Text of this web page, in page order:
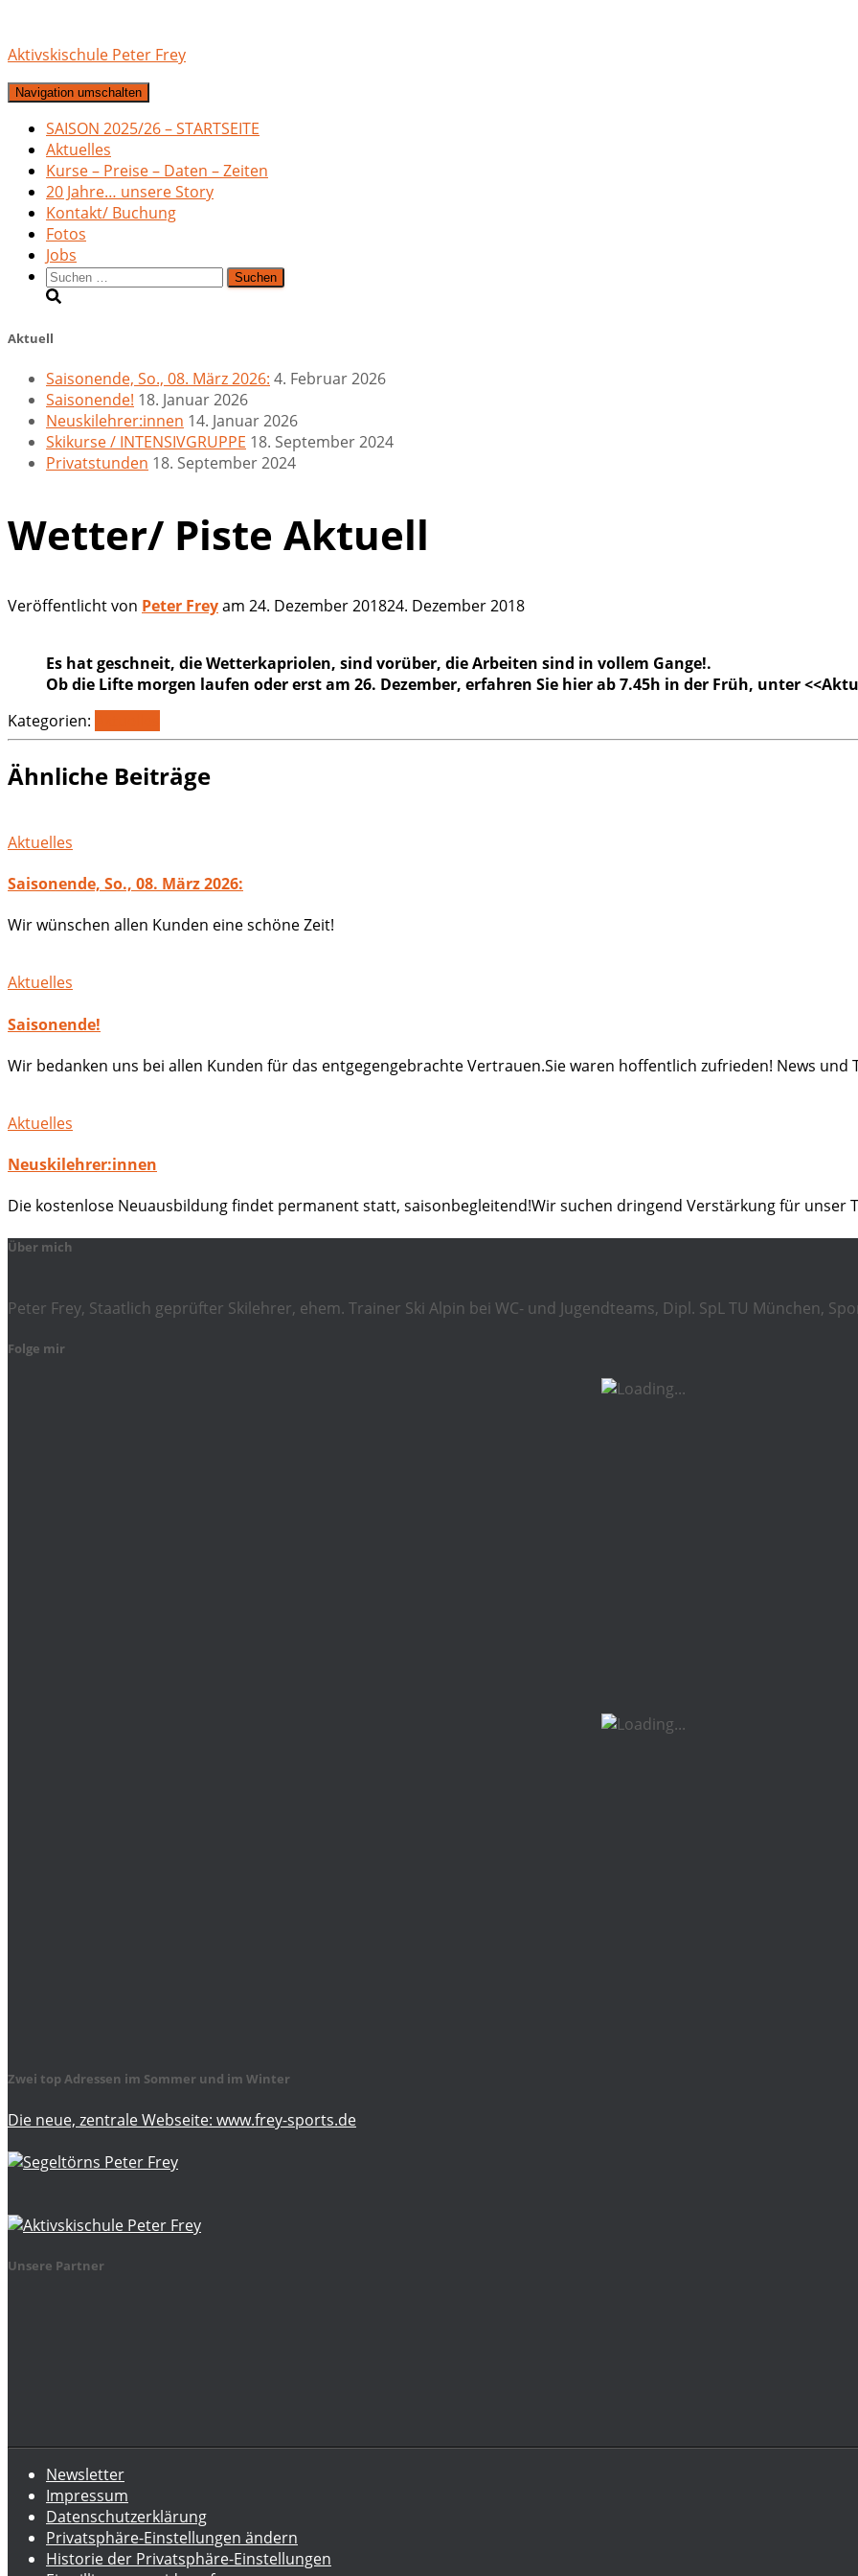
Aktivskischule Peter Frey
Navigation umschalten
SAISON 2025/26 – STARTSEITE
Aktuelles
Kurse – Preise – Daten – Zeiten
20 Jahre… unsere Story
Kontakt/ Buchung
Fotos
Jobs
Suchen
nach:
Aktuell
Saisonende, So., 08. März 2026: 4. Februar 2026
Saisonende! 18. Januar 2026
Neuskilehrer:innen 14. Januar 2026
Skikurse / INTENSIVGRUPPE 18. September 2024
Privatstunden 18. September 2024
Wetter/ Piste Aktuell
Veröffentlicht von Peter Freyam 24. Dezember 201824. Dezember 2018
Es hat geschneit, die Wetterkapriolen, sind vorüber, die Arbeiten sind in vollem Gange!.
Ob die Lifte morgen laufen oder erst am 26. Dezember, erfahren Sie hier ab 7.45h in der Früh, unter
Kategorien:
Ähnliche Beiträge
Aktuelles
Saisonende, So., 08. März 2026:
Wir wünschen allen Kunden eine schöne Zeit!
Aktuelles
Saisonende!
Wir bedanken uns bei allen Kunden für das entgegengebrachte Vertrauen.Sie waren hoffentlich zufrieden! News und
Aktuelles
Neuskilehrer:innen
Die kostenlose Neuausbildung findet permanent statt, saisonbegleitend!Wir suchen dringend Verstärkung für unser
Über mich
Peter Frey, Staatlich geprüfter Skilehrer, ehem. Trainer Ski Alpin bei WC- und Jugendteams, Dipl. SpL TU München,
Folge mir
Zwei top Adressen im Sommer und im Winter
Die neue, zentrale Webseite: www.frey-sports.de
Unsere Partner
Newsletter
Impressum
Datenschutzerklärung
Privatsphäre-Einstellungen ändern
Historie der Privatsphäre-Einstellungen